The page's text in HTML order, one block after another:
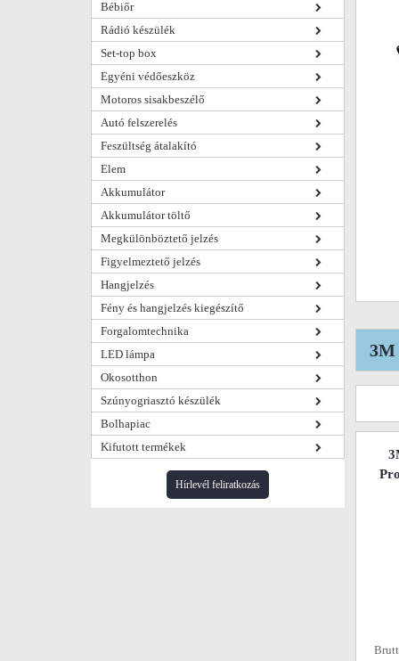
Bébiőr
Rádió készülék
Set-top box
Egyéni védőeszköz
Motoros sisakbeszélő
Autó felszerelés
Feszültség átalakító
Elem
Akkumulátor
Akkumulátor töltő
Megkülönböztető jelzés
Figyelmeztető jelzés
Hangjelzés
Fény és hangjelzés kiegészítő
Forgalomtechnika
LED lámpa
Okosotthon
Szúnyogriasztó készülék
Bolhapiac
Kifutott termékek
Hírlevél feliratkozás
3M